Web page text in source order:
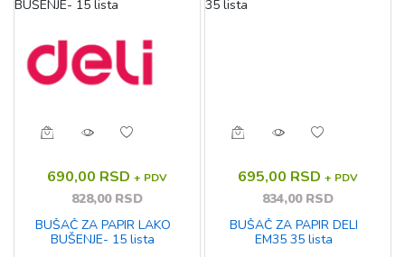
690,00 RSD + PDV
828,00 RSD
BUŠAČ ZA PAPIR LAKO
BUŠENJE- 15 lista
695,00 RSD + PDV
834,00 RSD
BUŠAČ ZA PAPIR DELI
EM35 35 lista